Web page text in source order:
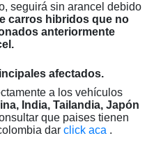
seguirá sin arancel debido
carros hibridos que no
anteriormente
afectados.
a los vehículos
India, Tailandia, Japón
que paises tienen
dar click aca .